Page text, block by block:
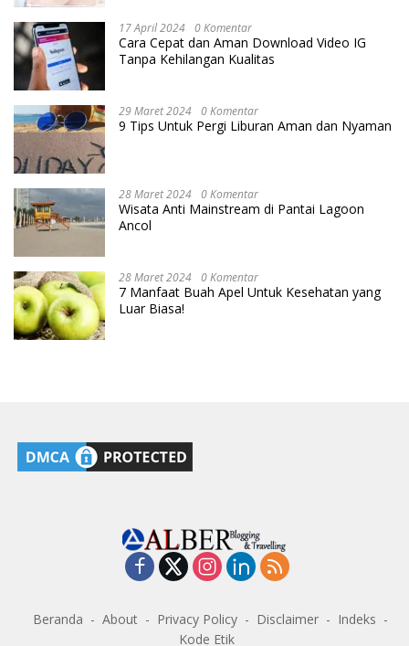
17 April 2024 0 Komentar
Cara Cepat dan Aman Download Video IG
Tanpa Kehilangan Kualitas
29 Maret 2024 0 Komentar
9 Tips Untuk Pergi Liburan Aman dan Nyaman
28 Maret 2024 0 Komentar
Wisata Anti Mainstream di Pantai Lagoon
Ancol
28 Maret 2024 0 Komentar
7 Manfaat Buah Apel Untuk Kesehatan yang
Luar Biasa!
Beranda About Privacy Policy Disclaimer
Indeks
Kode Etik